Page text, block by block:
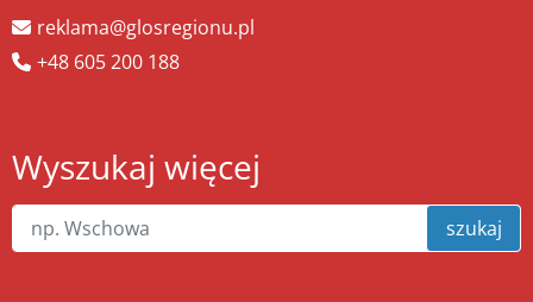
reklama@glosregionu.pl
+48 605 200 188
Wyszukaj więcej
szukaj